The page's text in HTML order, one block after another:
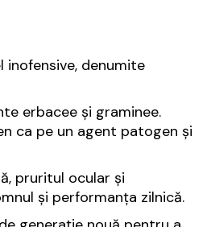
denumite
erbacee și graminee.
ca pe un agent patogen și
pruritul ocular și
și performanța zilnică.